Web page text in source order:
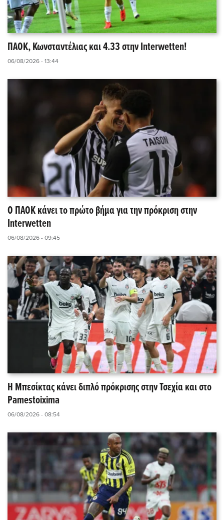
ΠΑΟΚ, Κωνσταντέλιας και 4.33 στην Interwetten!
06/08/2026 - 13:44
Ο ΠΑΟΚ κάνει το πρώτο βήμα για την πρόκριση στην
Interwetten
06/08/2026 - 09:45
Η Μπεσίκτας κάνει διπλό πρόκρισης στην Τσεχία και στο
Pamestoixima
06/08/2026 - 08:54